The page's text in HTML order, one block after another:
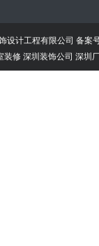
设计工程有限公司 备案
修 深圳装饰公司 深